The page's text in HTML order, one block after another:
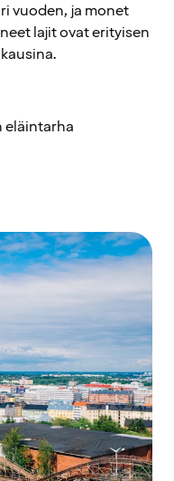
vuoden, ja monet
lajit ovat erityisen
eläintarha